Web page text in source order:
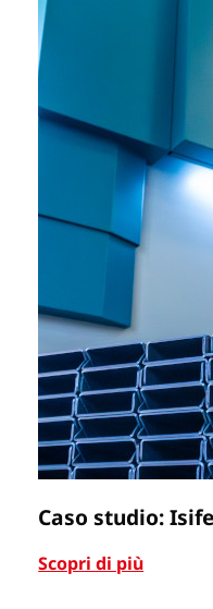
Caso studio:
Scopri di più